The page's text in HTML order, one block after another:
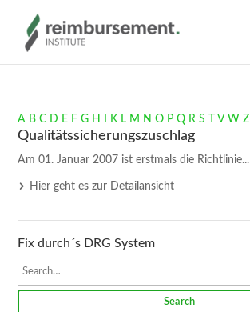
A B C D E F G H K L M N O P Q R S V W Z
Qualitätssicherungszuschlag
Am 01. Januar 2007 ist erstmals die Richtlinie...
Hier geht es zur Detailansicht
Fix durch´s DRG System
Search